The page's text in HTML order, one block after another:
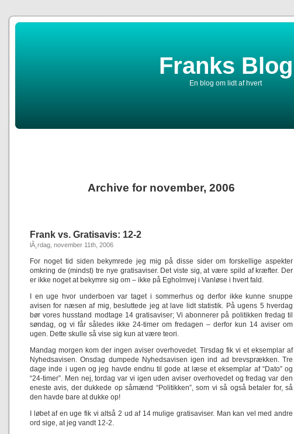
Franks Blog
En blog om lidt af hvert
Archive for november, 2006
Frank vs. Gratisavis: 12-2
lÃ¸rdag, november 11th, 2006
For noget tid siden bekymrede jeg mig på disse sider om forskellige aspekter
omkring de (mindst) tre nye gratisaviser. Det viste sig, at være spild af kræfter. Der
er ikke noget at bekymre sig om – ikke på Egholmvej i Vanløse i hvert fald.
I en uge hvor underboen var taget i sommerhus og derfor ikke kunne snuppe
avisen for næsen af mig, besluttede jeg at lave lidt statistik. På ugens 5 hverdag
bør vores husstand modtage 14 gratisaviser; Vi abonnerer på politikken fredag til
søndag, og vi får således ikke 24-timer om fredagen – derfor kun 14 aviser om
ugen. Dette skulle så vise sig kun at være teori.
Mandag morgen kom der ingen aviser overhovedet. Tirsdag fik vi et eksemplar af
Nyhedsavisen. Onsdag dumpede Nyhedsavisen igen ind ad brevsprækken. Tre
dage inde i ugen og jeg havde endnu til gode at læse et eksemplar af “Dato” og
“24-timer”. Men nej, tordag var vi igen uden aviser overhovedet og fredag var den
eneste avis, der dukkede op såmænd “Politikken”, som vi så også betaler for, så
den havde bare at dukke op!
I løbet af en uge fik vi altså 2 ud af 14 mulige gratisaviser. Man kan vel med andre
ord sige, at jeg vandt 12-2.